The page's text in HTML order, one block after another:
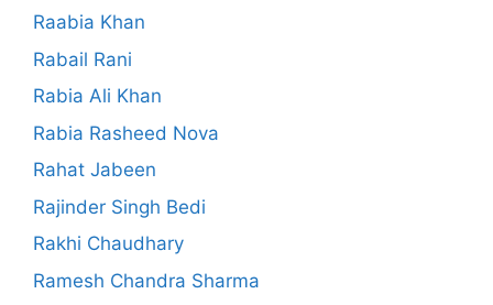
Raabia Khan
Rabail Rani
Rabia Ali Khan
Rabia Rasheed Nova
Rahat Jabeen
Rajinder Singh Bedi
Rakhi Chaudhary
Ramesh Chandra Sharma